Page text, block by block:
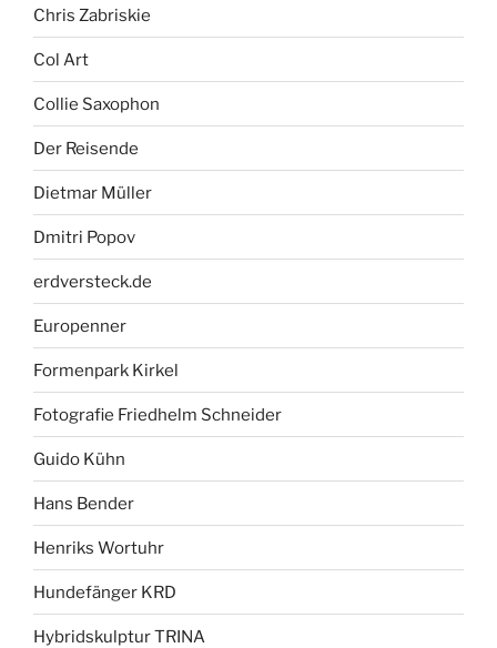
Chris Zabriskie
Col Art
Collie Saxophon
Der Reisende
Dietmar Müller
Dmitri Popov
erdversteck.de
Europenner
Formenpark Kirkel
Fotografie Friedhelm Schneider
Guido Kühn
Hans Bender
Henriks Wortuhr
Hundefänger KRD
Hybridskulptur TRINA